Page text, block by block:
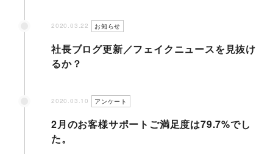
2020.03.22 お知らせ
社長ブログ更新／フェイクニュースを見抜け
るか？
2020.03.10 アンケート
2月のお客様サポートご満足度は79.7%でし
た。